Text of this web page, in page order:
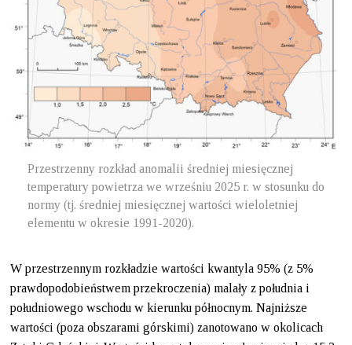
Przestrzenny rozkład anomalii średniej miesięcznej
temperatury powietrza we wrześniu 2025 r. w stosunku do
normy (tj. średniej miesięcznej wartości wieloletniej
elementu w okresie 1991-2020).
W przestrzennym rozkładzie wartości kwantyla 95% (z 5%
prawdopodobieństwem przekroczenia) malały z południa i
południowego wschodu w kierunku północnym. Najniższe
wartości (poza obszarami górskimi) zanotowano w okolicach